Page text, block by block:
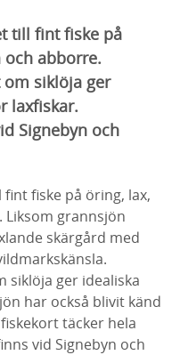
till fint fiske på
och abborre.
siklöja ger
laxfiskar.
Signebyn och
fiske på öring, lax,
grannsjön
skärgård med
siklöja ger idealiska
har också blivit känd
täcker hela
vid Signebyn och